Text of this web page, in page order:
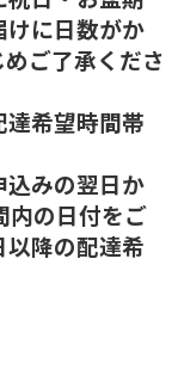
けに日数がか
ご了承くださ
希望時間帯
みの翌日か
内の日付をご
降の配達希